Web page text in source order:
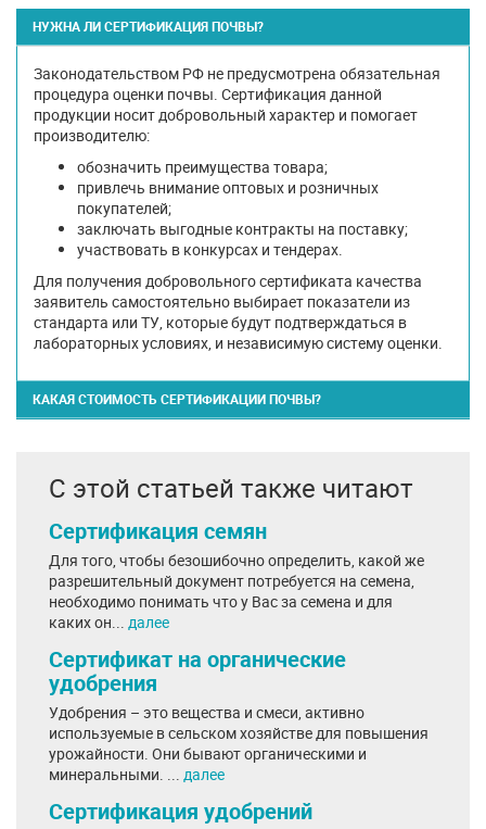
НУЖНА ЛИ СЕРТИФИКАЦИЯ ПОЧВЫ?
Законодательством РФ не предусмотрена обязательная
процедура оценки почвы. Сертификация данной
продукции носит добровольный характер и помогает
производителю:
обозначить преимущества товара;
привлечь внимание оптовых и розничных
покупателей;
заключать выгодные контракты на поставку;
участвовать в конкурсах и тендерах.
Для получения добровольного сертификата качества
заявитель самостоятельно выбирает показатели из
стандарта или ТУ, которые будут подтверждаться в
лабораторных условиях, и независимую систему оценки.
КАКАЯ СТОИМОСТЬ СЕРТИФИКАЦИИ ПОЧВЫ?
С этой статьей также читают
Сертификация семян
Для того, чтобы безошибочно определить, какой же
разрешительный документ потребуется на семена,
необходимо понимать что у Вас за семена и для
каких он... далее
Сертификат на органические
удобрения
Удобрения – это вещества и смеси, активно
используемые в сельском хозяйстве для повышения
урожайности. Они бывают органическими и
минеральными. ... далее
Сертификация удобрений